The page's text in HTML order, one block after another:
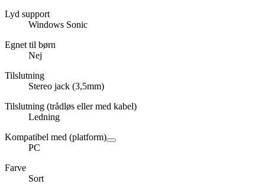
Lyd support
Windows Sonic
Egnet til børn
Nej
Tilslutning
Stereo jack (3,5mm)
Tilslutning (trådløs eller med kabel)
Ledning
Kompatibel med (platform)
PC
Farve
Sort